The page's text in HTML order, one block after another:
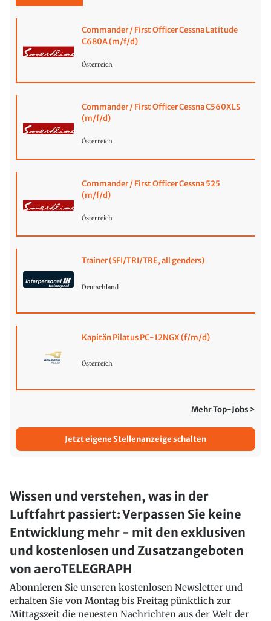
Commander / First Officer Cessna Latitude
C680A (m/f/d)
Österreich
Commander / First Officer Cessna C560XLS
(m/f/d)
Österreich
Commander / First Officer Cessna 525
(m/f/d)
Österreich
Trainer (SFI/TRI/TRE, all genders)
Deutschland
Kapitän Pilatus PC-12NGX (f/m/d)
Österreich
Mehr Top-Jobs >
Jetzt eigene Stellenanzeige schalten
Wissen und verstehen, was in der
Luftfahrt passiert: Verpassen Sie keine
Entwicklung mehr - mit den exklusiven
und kostenlosen und Zusatzangeboten
von aeroTELEGRAPH
Abonnieren Sie unseren kostenlosen Newsletter und
erhalten Sie von Montag bis Freitag pünktlich zur
Mittagszeit die neuesten Nachrichten aus der Welt der